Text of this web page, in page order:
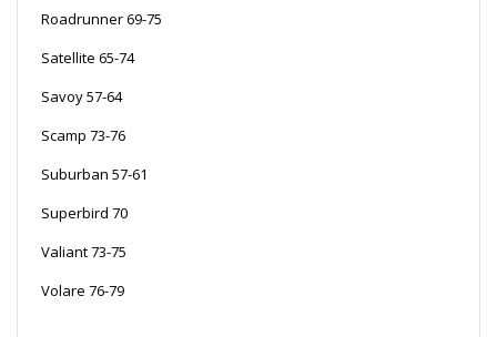
Roadrunner 69-75
Satellite 65-74
Savoy 57-64
Scamp 73-76
Suburban 57-61
Superbird 70
Valiant 73-75
Volare 76-79